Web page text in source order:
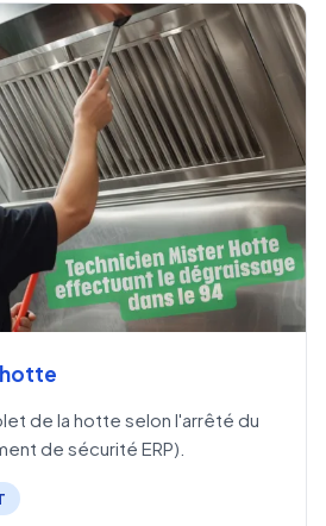
hotte
de la hotte selon l'arrêté du
de sécurité ERP).